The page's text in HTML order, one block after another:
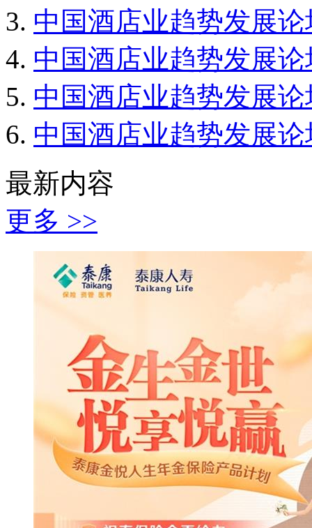
中国酒店业趋势发展
中国酒店业趋势发展
中国酒店业趋势发展
中国酒店业趋势发展
最新内容
更多 >>